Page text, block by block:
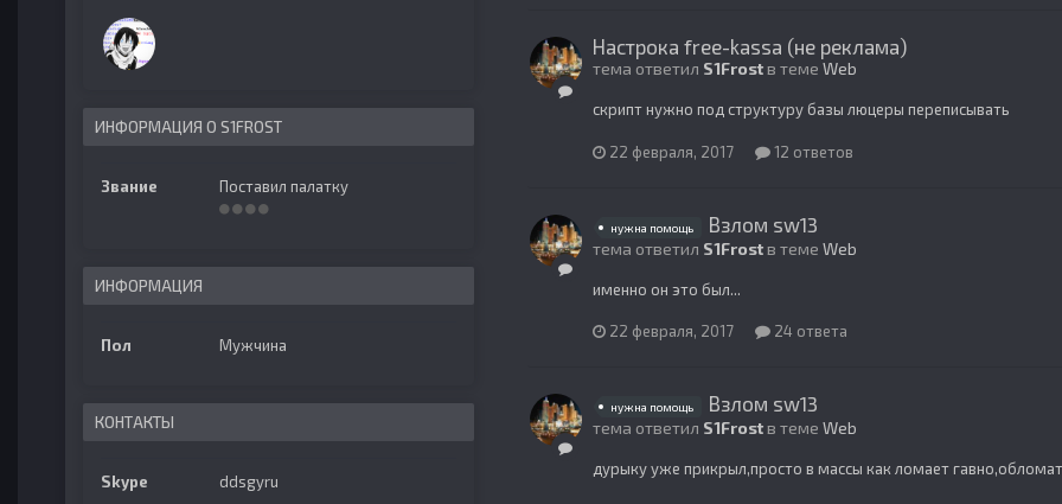
ИНФОРМАЦИЯ О S1FROST
Звание Поставил палатку
ИНФОРМАЦИЯ
Пол Мужчина
КОНТАКТЫ
Skype ddsgyru
Настрока free-kassa (не реклама)
тема ответил S1Frostв теме Web
скрипт нужно под структуру базы люцеры переписывать
22 февраля, 2017 12 ответов
нужна помощь Взлом sw13
тема ответил S1Frostв теме Web
именно он это был...
22 февраля, 2017 24 ответа
нужна помощь Взлом sw13
тема ответил S1Frostв теме Web
дурыку уже прикрыл,просто в массы как ломает